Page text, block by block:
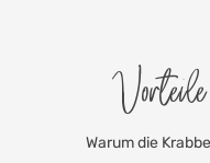
Warum die